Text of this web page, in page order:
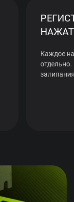
Каждое